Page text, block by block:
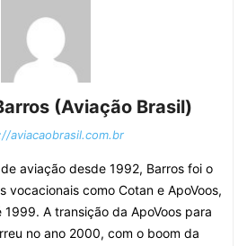
(Aviação Brasil)
aviacaobrasil.com.br
aviação desde 1992, Barros foi o
vocacionais como Cotan e ApoVoos,
A transição da ApoVoos para
no ano 2000, com o boom da